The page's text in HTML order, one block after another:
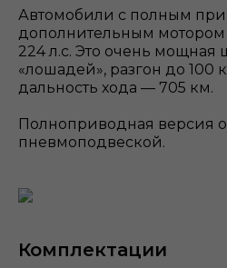
Автомобили с полным
дополнительным
224 л.с. Это очень мощная
«лошадей», разгон до 100
дальность хода — 705 км.
Полноприводная версия
пневмоподвеской.
Комплектации